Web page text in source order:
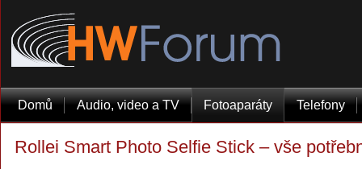
Domů Audio, video a TV Fotoaparáty Telefony
Rollei Smart Photo Selfie Stick – vše